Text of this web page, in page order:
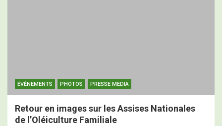
ÉVÉNEMENTS PHOTOS PRESSE MEDIA
Retour en images sur les Assises Nationales
de l’Oléiculture Familiale